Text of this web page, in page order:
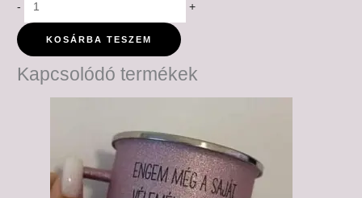
- +
KOSÁRBA TESZEM
Kapcsolódó termékek
6,500 Ft